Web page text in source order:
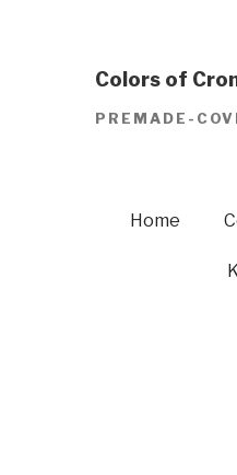
Colors of
PREMADE-
Home